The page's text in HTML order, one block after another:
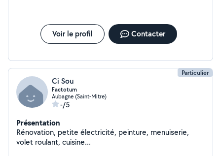
Voir le profil Contacter
Particulier
Ci Sou
Factotum
Aubagne (Saint-Mitre)
-/5
Présentation
Rénovation, petite électricité, peinture, menuiserie,
volet roulant, cuisine...